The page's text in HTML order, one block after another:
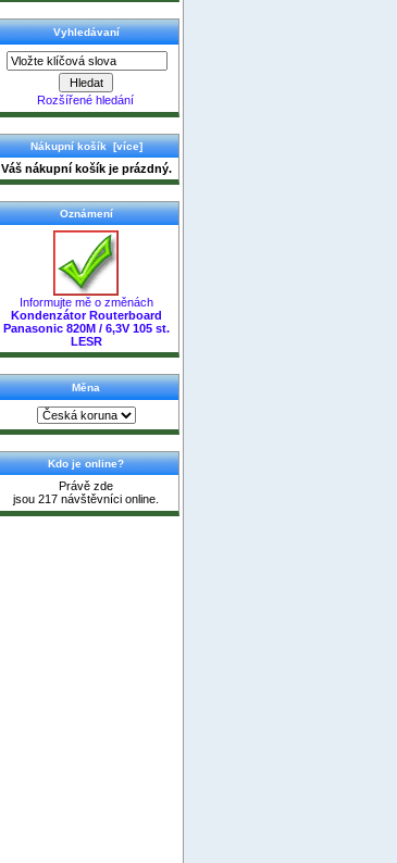
Vyhledávaní
Rozšířené hledání
Nákupní košík [více]
Váš nákupní košík je prázdný.
Oznámení
Informujte mě o změnách
Kondenzátor Routerboard
Panasonic 820M / 6,3V 105 st.
LESR
Měna
Kdo je online?
Právě zde
jsou 217 návštěvníci online.